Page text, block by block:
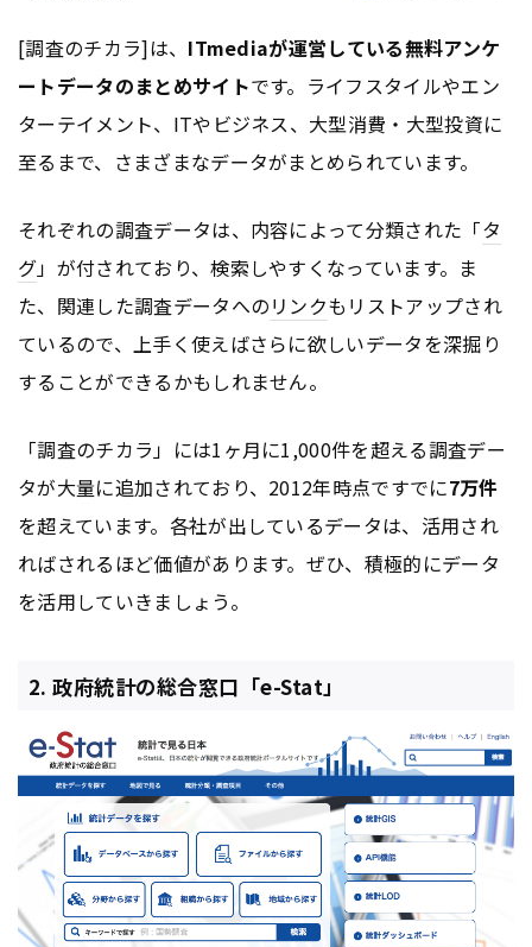
[調査のチカラ]は、 ITmediaが運営している無料アンケ
ートデータのまとめサイトです。ライフスタイルやエン
ターテイメント、ITやビジネス、大型消費・大型投資に
至るまで、さまざまなデータがまとめられています。
それぞれの調査データは、内容によって分類された「タ
グ」が付されており、検索しやすくなっています。ま
た、関連した調査データへのリンクもリストアップされ
ているので、上手く使えばさらに欲しいデータを深掘り
することができるかもしれません。
「調査のチカラ」には1ヶ月に1,000件を超える調査デー
タが大量に追加されており、2012年時点ですでに7万件
を超えています。各社が出しているデータは、活用され
ればされるほど価値があります。ぜひ、積極的にデータ
を活用していきましょう。
2. 政府統計の総合窓口「e-Stat」